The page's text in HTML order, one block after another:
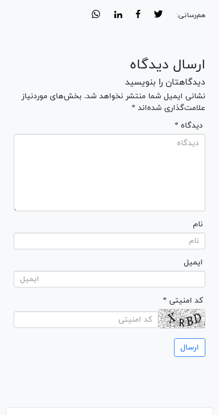
هم‌رسانی:
ارسال دیدگاه
دیدگاهتان را بنویسید
نشانی ایمیل شما منتشر نخواهد شد. بخش‌های موردنیاز
علامت‌گذاری شده‌اند *
* دیدگاه
نام
ایمیل
* کد امنیتی